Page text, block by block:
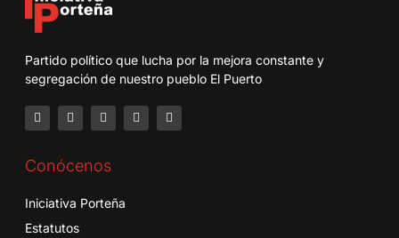
Partido político que lucha por la mejora constante y
segregación de nuestro pueblo El Puerto
Conócenos
Iniciativa Porteña
Estatutos